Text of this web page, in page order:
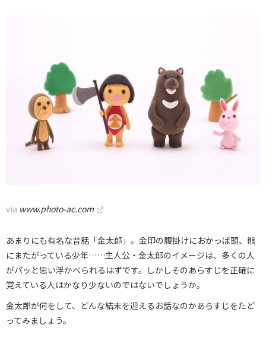
via www.photo-ac.com
あまりにも有名な昔話「金太郎」。金印の腹掛けにおかっぱ頭、熊
にまたがっている少年……主人公・金太郎のイメージは、多くの人
がパッと思い浮かべられるはずです。しかしそのあらすじを正確に
覚えている人はかなり少ないのではないでしょうか。
金太郎が何をして、どんな結末を迎えるお話なのかあらすじをたど
ってみましょう。